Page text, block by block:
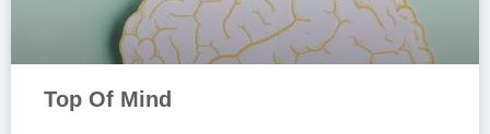
Top Of Mind